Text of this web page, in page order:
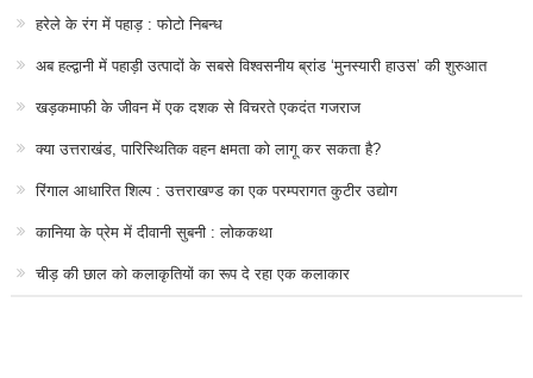
हरेले के रंग में पहाड़ : फोटो निबन्ध
अब हल्द्वानी में पहाड़ी उत्पादों के सबसे विश्वसनीय ब्रांड ‘मुनस्यारी हाउस’ की शुरुआत
खड़कमाफी के जीवन में एक दशक से विचरते एकदंत गजराज
क्या उत्तराखंड, पारिस्थितिक वहन क्षमता को लागू कर सकता है?
रिंगाल आधारित शिल्प : उत्तराखण्ड का एक परम्परागत कुटीर उद्योग
कानिया के प्रेम में दीवानी सुबनी : लोककथा
चीड़ की छाल को कलाकृतियों का रूप दे रहा एक कलाकार